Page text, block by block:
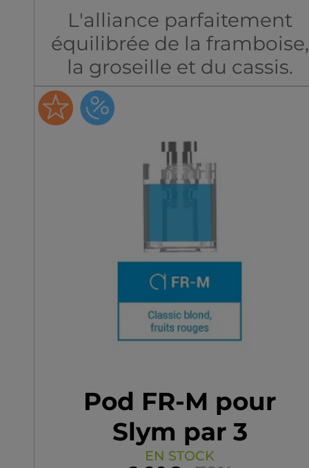
L'alliance parfaitement
équilibrée de la framboise,
la groseille et du cassis.
Pod FR-M pour
Slym par 3
EN STOCK